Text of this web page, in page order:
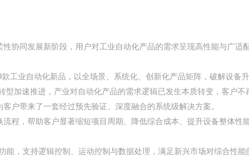
协同发展新阶段，用户对工业自动化产品的需求呈现高性能与广适
工业自动化新品，以全场景、系统化、创新化产品矩阵，破解设备
加速推进，产业对自动化产品的需求逻辑已发生本质转变，客
户带来了一套经过预先验证、深度融合的系统级解决方案。
程，帮助客户显著缩短项目周期、降低综合成本、提升设备整体性
，支持逻辑控制、运动控制与数据处理，满足新兴市场对综合性能